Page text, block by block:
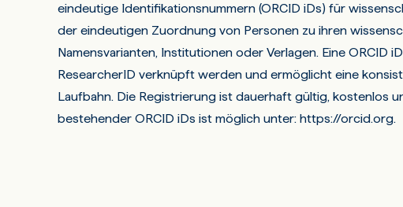
eindeutige Identifikationsnummern (ORCID iDs) für
der eindeutigen Zuordnung von Personen zu ihren
Namensvarianten, Institutionen oder Verlagen. Eine ORCID
ResearcherID verknüpft werden und ermöglicht eine
Laufbahn. Die Registrierung ist dauerhaft gültig, kostenlos
bestehender ORCID iDs ist möglich unter:https://orcid.org.